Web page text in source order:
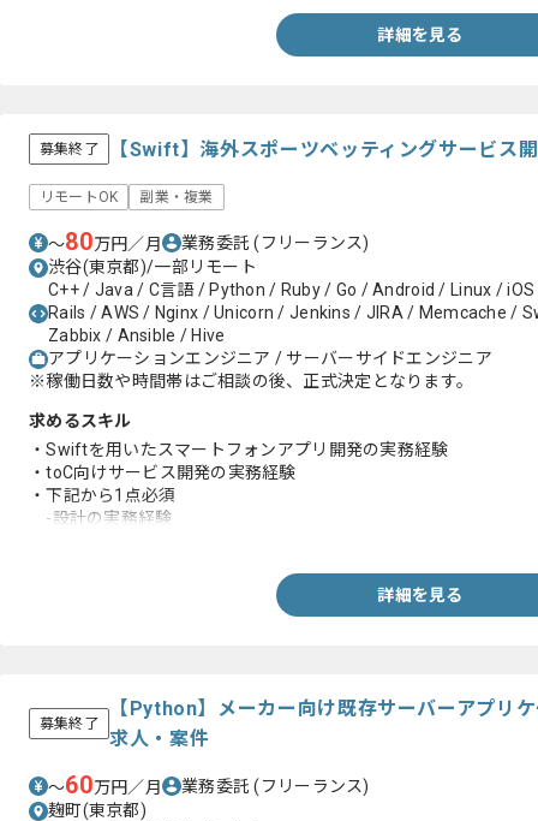
詳細を見る
募集終了 【Swift】海外スポーツベッティングサービス
リモートOK 副業・複業
〜80万円／月 業務委託(フリーランス)
渋谷(東京都)/一部リモート
C++ / Java / C言語 / Python / Ruby / Go / Android / Linux /
Rails / AWS / Nginx / Unicorn / Jenkins / JIRA / Memcache /
Zabbix / Ansible / Hive
アプリケーションエンジニア / サーバーサイドエンジニア
※稼働日数や時間帯はご相談の後、正式決定となります。
求めるスキル
・Swiftを用いたスマートフォンアプリ開発の実務経験
・toC向けサービス開発の実務経験
・下記から1点必須
-設計の実務経験
-モダンなアーキテクチャ設計や技術選定の実務経験
-ユーザーファーストの実務経験
-課題解決や業務改善および効率化の実務経験
詳細を見る
募集終了
【Python】メーカー向け既存サーバーアプリ
求人・案件
〜60万円／月 業務委託(フリーランス)
麹町(東京都)